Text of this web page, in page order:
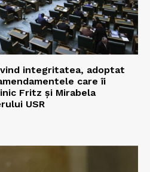
integritatea, adoptat
care îi
Fritz și Mirabela
USR